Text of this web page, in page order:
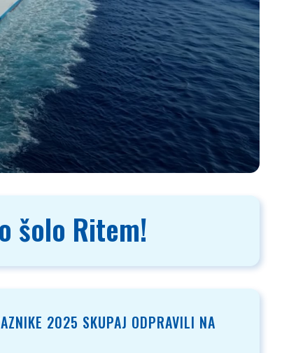
šolo Ritem!
2025 SKUPAJ ODPRAVILI NA